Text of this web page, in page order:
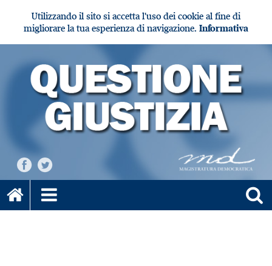
Utilizzando il sito si accetta l'uso dei cookie al fine di
migliorare la tua esperienza di navigazione. Informativa